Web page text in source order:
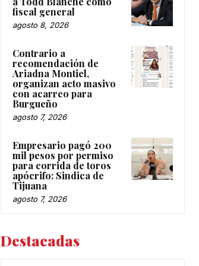
fiscal general
agosto 8, 2026
Contrario a
recomendación de
Ariadna Montiel,
organizan acto masivo
con acarreo para
Burgueño
agosto 7, 2026
Empresario pagó 200
mil pesos por permiso
para corrida de toros
apócrifo: Sindica de
Tijuana
agosto 7, 2026
Destacadas